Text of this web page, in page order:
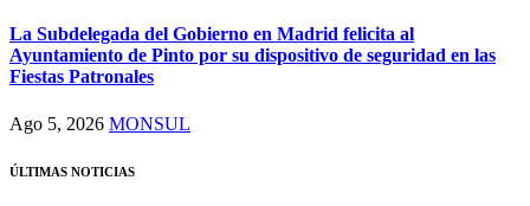
La Subdelegada del Gobierno en Madrid felicita al
Ayuntamiento de Pinto por su dispositivo de seguridad en las
Fiestas Patronales
Ago 5, 2026 MONSUL
ÚLTIMAS NOTICIAS